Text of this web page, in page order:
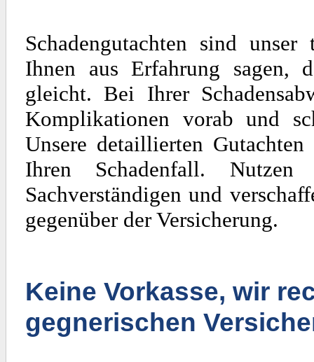
Schadengutachten sind
Ihnen aus Erfahrung sagen,
gleicht. Bei Ihrer
Komplikationen vorab und
Unsere detaillierten
Ihren Schadenfall. Nutzen
Sachverständigen und
gegenüber der Versicherung.
Keine Vorkasse, wir
gegnerischen